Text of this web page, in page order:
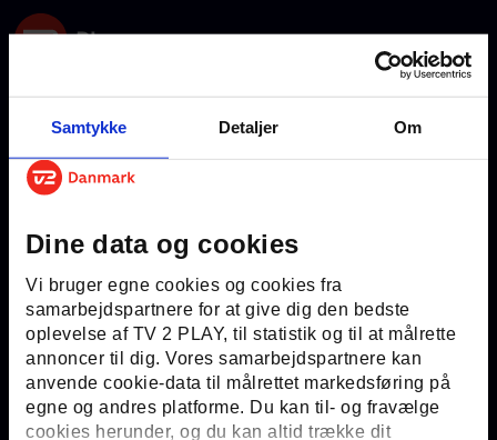
Samtykke Detaljer Om
Dine data og cookies
Vi bruger egne cookies og cookies fra
samarbejdspartnere for at give dig den bedste
oplevelse af TV 2 PLAY, til statistik og til at målrette
annoncer til dig. Vores samarbejdspartnere kan
anvende cookie-data til målrettet markedsføring på
egne og andres platforme. Du kan til- og fravælge
cookies herunder, og du kan altid trække dit
Ups… der er sket en uventet
fejl
Prøv igen om lidt eller kontakt venligst kundeservice.